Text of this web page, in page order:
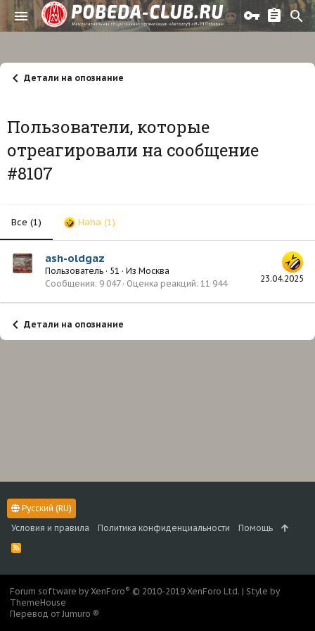
Детали на опознание
Пользователи, которые
отреагировали на сообщение
#8107
Все (1) Haha (1)
23.04.2025
ash-oldgaz
Пользователь · 51 · Из Москва
Сообщения 9 047 Оценка реакций 11 944
Детали на опознание
Русский (RU)
Условия и правила
Политика конфиденциальности Помощь
R
S
Forum software by XenForo® © 2010-2019 XenForo Ltd. | Style by
ThemeHouse
Перевод от Jumuro ®